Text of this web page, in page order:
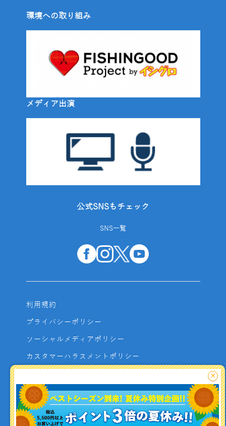
環境への取り組み
メディア出演
公式SNSもチェック
SNS一覧
利用規約
プライバシーポリシー
ソーシャルメディアポリシー
カスタマーハラスメントポリシー
よくあるご質問
お問い合わせ
×